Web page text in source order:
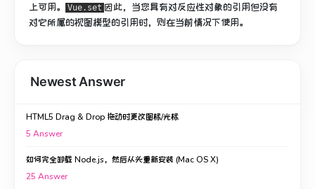
上可用。
Vue.set 因此，当您具有对反应性对象的引用但没有
对它所属的视图模型的引用时，则在当前情况下使用。
Newest Answer
HTML5 Drag & Drop 拖动时更改图标/光标
5 Answer
如何完全卸载 Node.js，然后从头重新安装 (Mac OS X)
25 Answer